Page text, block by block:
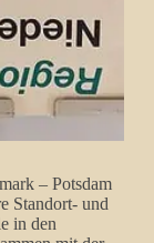
– Potsdam
Standort- und
in den